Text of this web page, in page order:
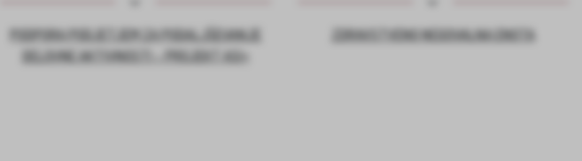
PODPORA PODJETJEM ZA PODALJŠEVANJE
DELOVNE AKTIVNOSTI – PROJEKT ASI+
ZDRAVSTVENO NEGOVALNA ENOTA